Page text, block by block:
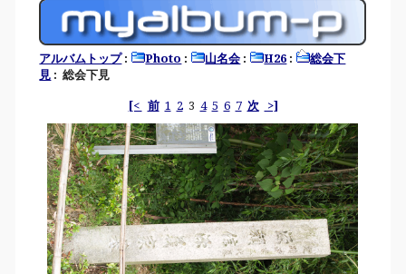
アルバムトップ: Photo : 山名会 : H26 :
総会下
見 : 総会下見
[< 前 1 23 4 5 6 7 次 >]